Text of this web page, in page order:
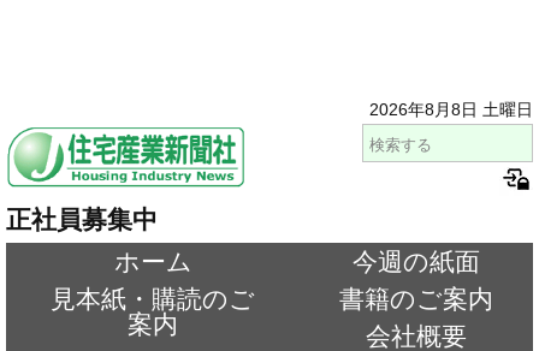
2026年8月8日 土曜日
正社員募集中
ホーム
今週の紙面
見本紙・購読のご
案内
書籍のご案内
会社概要